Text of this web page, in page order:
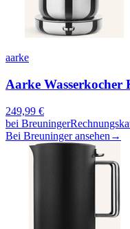
aarke
Aarke Wasserkocher
249,99 €
bei Breuninger
Bei Breuninger ansehen →